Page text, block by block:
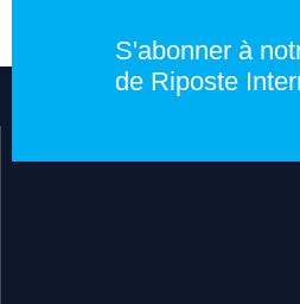
S'abonner à
de Riposte